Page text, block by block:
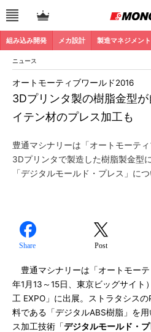
組み込み開発 メカ設計 製造マネジメント
ニュース
3Dプリンタ製の樹脂金型
イテン材のプレス加工も
オートモーティブワールド2016
豊通マシナリーは「オートモーテ
3Dプリンタで製造した樹脂製金型
「デジタルモールド・プレス」に
Share Post
豊通マシナリーは「オートモー
年1月13～15日、東京ビッグサイト
工 EXPO」に出展。ストラタシス
料である「デジタルABS樹脂」を
ス加工技術「デジタルモールド・